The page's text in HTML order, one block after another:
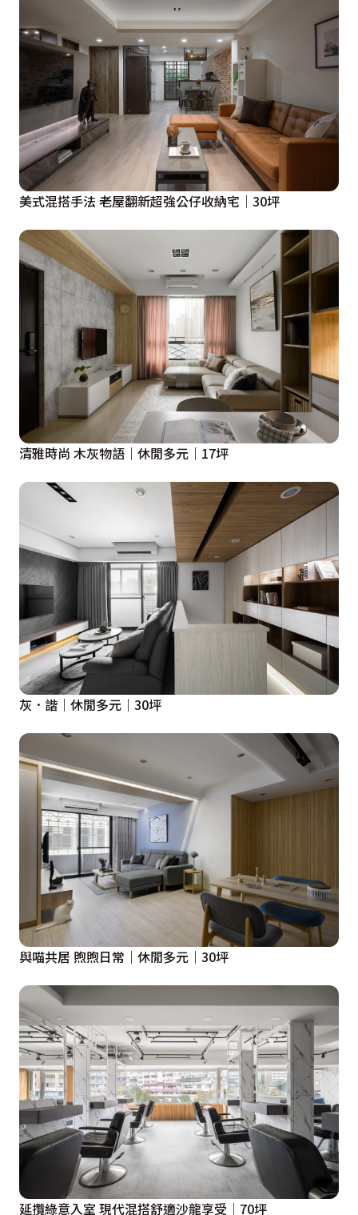
美式混搭手法 老屋翻新超強公仔收納宅│30坪
清雅時尚 木灰物語｜休閒多元｜17坪
灰．諧｜休閒多元｜30坪
與喵共居 煦煦日常｜休閒多元｜30坪
延攬綠意入室 現代混搭舒適沙龍享受│70坪